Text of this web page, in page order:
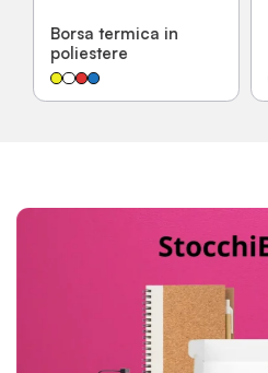
Borsa termica in
poliestere